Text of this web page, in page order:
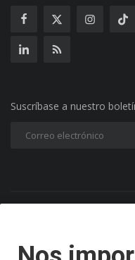
Suscríbase a nuestro